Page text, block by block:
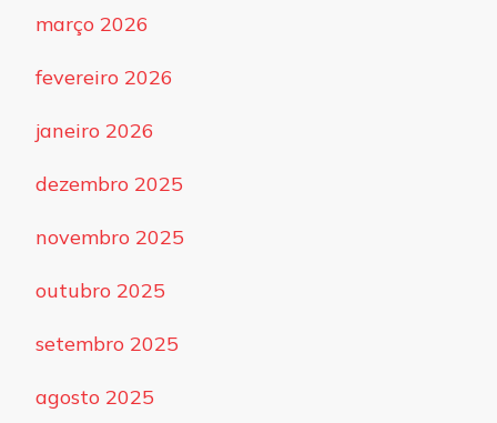
março 2026
fevereiro 2026
janeiro 2026
dezembro 2025
novembro 2025
outubro 2025
setembro 2025
agosto 2025